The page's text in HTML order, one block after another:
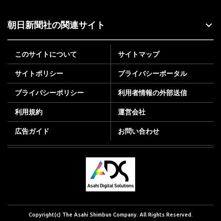
朝日新聞社の関連サイト
このサイトについて サイトマップ
サイトポリシー プライバシーポータル
プライバシーポリシー 利用者情報の外部送信
利用規約 運営会社
広告ガイド お問い合わせ
Copyright(c) The Asahi Shimbun Company. All Rights Reserved.